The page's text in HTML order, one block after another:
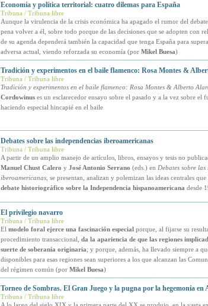
Economía y política territorial: cuatro dilemas para España
Tribuna / Tribuna libre
Aunque la virulencia de la crisis económica ha apagado el rumor del
pena volver a él, sobre todo porque de las decisiones que se adopten con
de su agenda dependerá también la capacidad que tenga España para
adversa actual, viendo reforzada su economía (por Mikel Buesa)
Tradición y experimentos en el baile flamenco: Rosa Montes &
Tribuna / Tribuna libre
Tradición y experimentos en el baile flamenco: Rosa Montes & Alberto
Cordowinuses un esclarecedor ensayo sobre el pasado y a la vez sobre el
haciendo especial hincapié en el baile
Debates sobre las independencias iberoamericanas
Tribuna / Tribuna libre
A partir de un amplio manejo de artículos, libros, ensayos y tesis no
Manuel Chust Calero y José Antonio Serrano (eds.) en Debates sobre
iberoamericanas, se presentan, analizan y polemizan las ideas centrales
debate historiográfico sobre la Independencia hispanoamericana desde
El privilegio navarro
Tribuna / Tribuna libre
El modelo foral ejerce una fascinación especialporque, al fijarse su
procedimiento transaccional, da la apariencia de que las regiones
suerte de soberanía originaria; y porque, además, ha llevado siempre a
disponibles para esas regiones sean superiores a los que alcanzan las
del régimen común (por Mikel Buesa)
Torneo de Sombras. El Gran Juego y la pugna por la hegemonía en
Tribuna / Tribuna libre